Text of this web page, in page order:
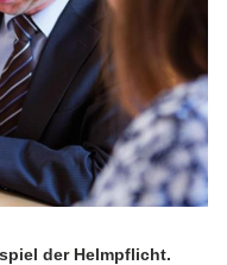
der Helmpflicht.